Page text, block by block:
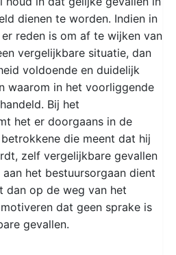
dienen te worden. Indien in
reden is om af te wijken van
vergelijkbare situatie, dan
voldoende en duidelijk
waarom in het voorliggende
Bij het
het er doorgaans in de
die meent dat hij
zelf vergelijkbare gevallen
het bestuursorgaan dient
dan op de weg van het
dat geen sprake is
gevallen.